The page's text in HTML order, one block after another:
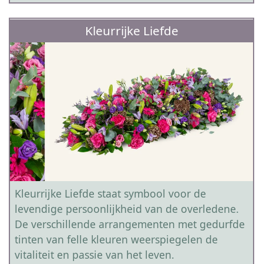
Kleurrijke Liefde
Kleurrijke Liefde staat symbool voor de
levendige persoonlijkheid van de overledene.
De verschillende arrangementen met gedurfde
tinten van felle kleuren weerspiegelen de
vitaliteit en passie van het leven.